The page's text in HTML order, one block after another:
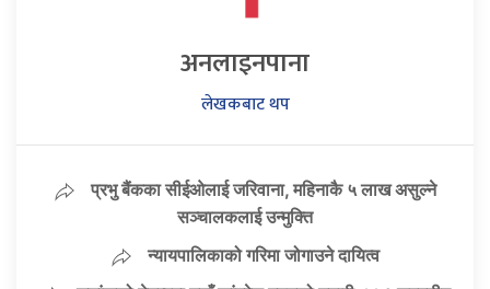
अनलाइनपाना
लेखकबाट थप
प्रभु बैंकका सीईओलाई जरिवाना, महिनाकै ५ लाख असुल्ने
सञ्चालकलाई उन्मुक्ति
न्यायपालिकाको गरिमा जोगाउने दायित्व